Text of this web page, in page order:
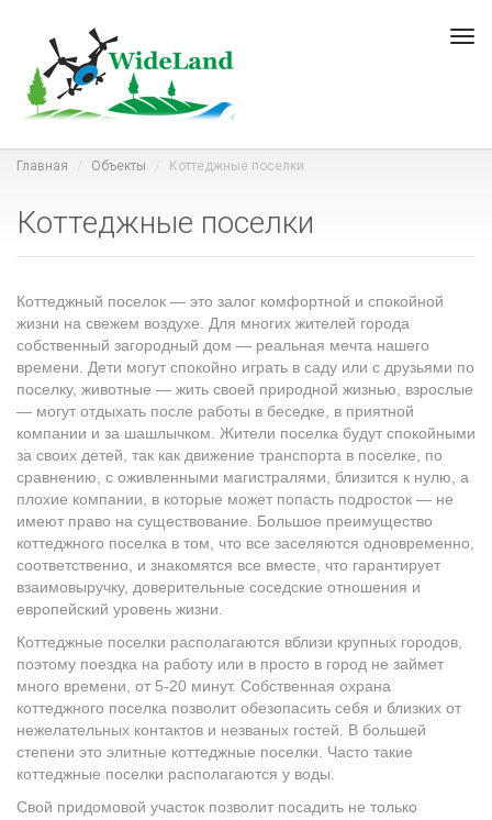
Главная Объекты Коттеджные поселки
Коттеджные поселки
Коттеджный поселок — это залог комфортной и спокойной
жизни на свежем воздухе. Для многих жителей города
собственный загородный дом — реальная мечта нашего
времени. Дети могут спокойно играть в саду или с друзьями по
поселку, животные — жить своей природной жизнью, взрослые
— могут отдыхать после работы в беседке, в приятной
компании и за шашлычком. Жители поселка будут спокойными
за своих детей, так как движение транспорта в поселке, по
сравнению, с оживленными магистралями, близится к нулю, а
плохие компании, в которые может попасть подросток — не
имеют право на существование. Большое преимущество
коттеджного поселка в том, что все заселяются одновременно,
соответственно, и знакомятся все вместе, что гарантирует
взаимовыручку, доверительные соседские отношения и
европейский уровень жизни.
Коттеджные поселки располагаются вблизи крупных городов,
поэтому поездка на работу или в просто в город не займет
много времени, от 5-20 минут. Собственная охрана
коттеджного поселка позволит обезопасить себя и близких от
нежелательных контактов и незваных гостей. В большей
степени это элитные коттеджные поселки. Часто такие
коттеджные поселки располагаются у воды.
Свой придомовой участок позволит посадить не только